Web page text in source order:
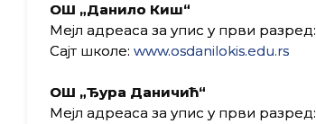
ОШ „Данило Киш“
Мејл адреаса за упис у први разред:
Сајт школе: www.osdanilokis.edu.rs
ОШ „Ђура Даничић“
Мејл адреаса за упис у први разред: